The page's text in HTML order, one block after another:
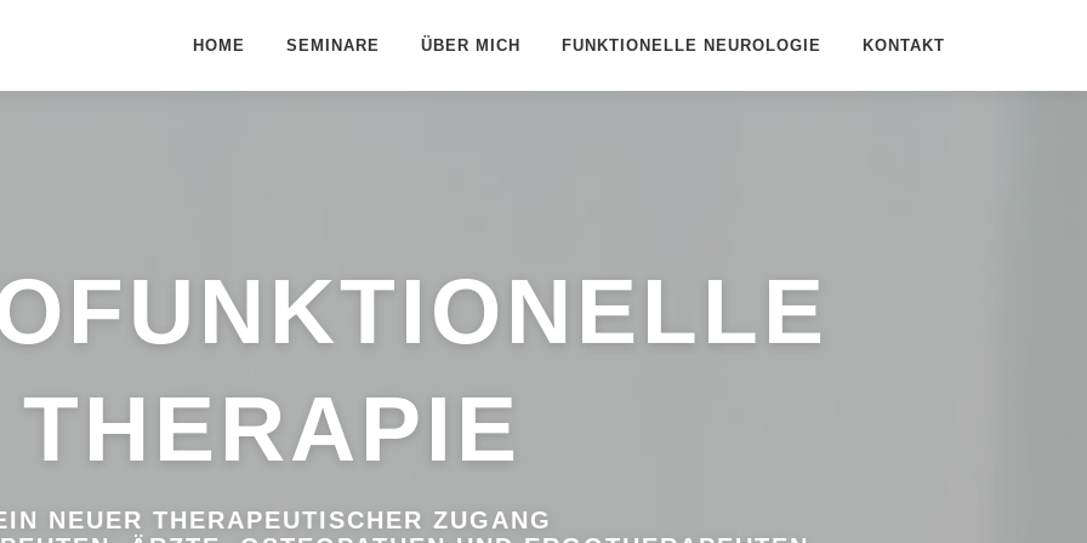
HOME SEMINARE ÜBER MICH FUNKTIONELLE NEUROLOGIE KONTAKT
THERAPIE
NEUER THERAPEUTISCHER ZUGANG